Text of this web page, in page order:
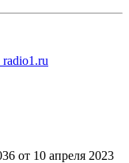
от 10 апреля 2023